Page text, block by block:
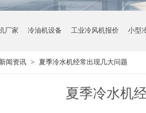
厂家 冷油机设备 工业冷风机报价 小型
新闻资讯 > 夏季冷水机经常出现几大问题
夏季冷水机